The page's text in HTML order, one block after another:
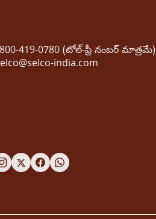
419-0780 (టోల్-ఫ్రీ నంబర్ మాత్రమే)
india.com